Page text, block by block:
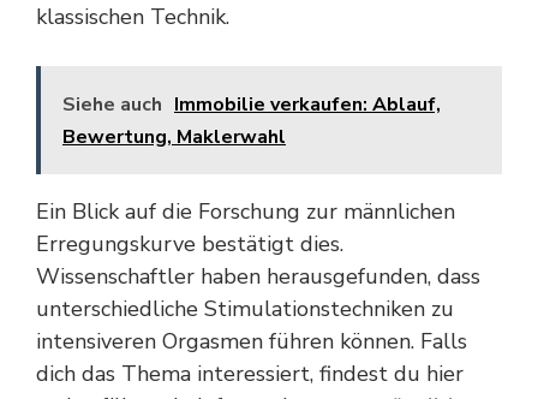
klassischen Technik.
Siehe auch Immobilie verkaufen: Ablauf,
Bewertung, Maklerwahl
Ein Blick auf die Forschung zur männlichen
Erregungskurve bestätigt dies.
Wissenschaftler haben herausgefunden, dass
unterschiedliche Stimulationstechniken zu
intensiveren Orgasmen führen können. Falls
dich das Thema interessiert, findest du hier